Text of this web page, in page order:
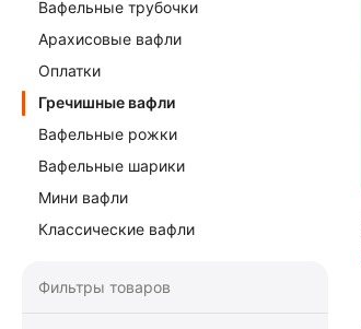
Вафельные трубочки
Арахисовые вафли
Оплатки
Гречишные вафли
Вафельные рожки
Вафельные шарики
Мини вафли
Классические вафли
Фильтры товаров